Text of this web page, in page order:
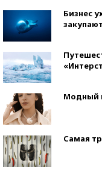
Бизнес
Модный
Самая